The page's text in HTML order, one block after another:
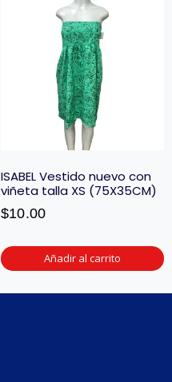
ISABEL Vestido nuevo con
viñeta talla XS (75X35CM)
$10.00
Añadir al carrito